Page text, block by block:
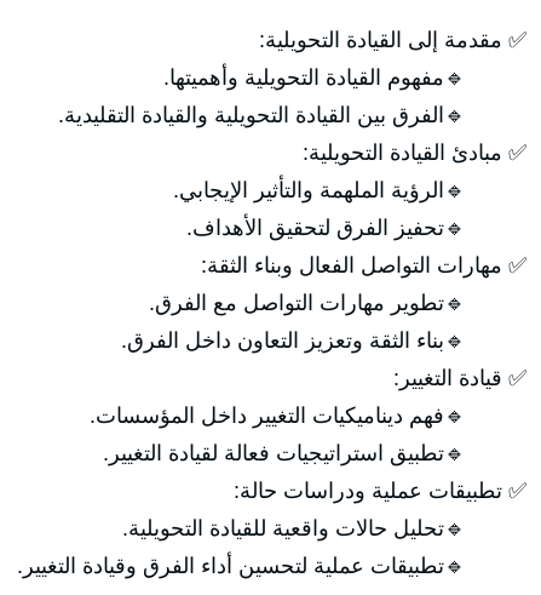
✅ مقدمة إلى القيادة التحويلية:
🔹مفهوم القيادة التحويلية وأهميتها.
🔹الفرق بين القيادة التحويلية والقيادة التقليدية.
✅ مبادئ القيادة التحويلية:
🔹الرؤية الملهمة والتأثير الإيجابي.
🔹تحفيز الفرق لتحقيق الأهداف.
✅ مهارات التواصل الفعال وبناء الثقة:
🔹تطوير مهارات التواصل مع الفرق.
🔹بناء الثقة وتعزيز التعاون داخل الفرق.
✅ قيادة التغيير:
🔹فهم ديناميكيات التغيير داخل المؤسسات.
🔹تطبيق استراتيجيات فعالة لقيادة التغيير.
✅ تطبيقات عملية ودراسات حالة:
🔹تحليل حالات واقعية للقيادة التحويلية.
🔹تطبيقات عملية لتحسين أداء الفرق وقيادة التغيير.